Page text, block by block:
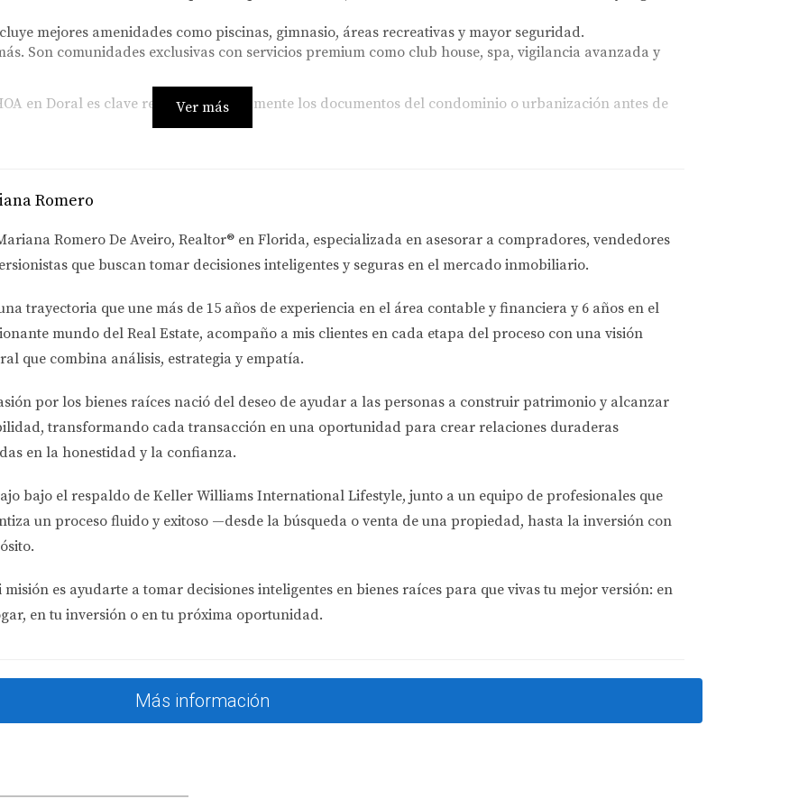
mejores amenidades como piscinas, gimnasio, áreas recreativas y mayor seguridad.
Son comunidades exclusivas con servicios premium como club house, spa, vigilancia avanzada y
en Doral es clave revisar detalladamente los documentos del condominio o urbanización antes de
gastos habituales como la hipoteca, impuestos a la propiedad y seguros. Muchas familias subestiman
inesperadas.
pagas un HOA medio de $600, tus costos fijos reales suben a $2,600 sin contar otros gastos domésticos.
o hacer inversiones adicionales.
costo del HOA puede aumentar anualmente por mantenimiento o mejoras comunitarias.
las cuotas de HOA?
graves. Las asociaciones tienen derecho a imponer multas e incluso iniciar procesos judiciales para
en embargos sobre la propiedad o afectar tu historial crediticio.
sin preverlo, puede desequilibrar tu presupuesto mensual. Algunos propietarios optan por vender
en Doral
Incluyen mantenimiento básico y seguridad limitada. Es ideal para familias que buscan un equilibrio
con acceso a piscina comunitaria, gimnasio bien equipado y seguridad 24 horas. Muchos residentes
Doral Residences
Ver más
Romero
Romero De Aveiro, Realtor® en Florida, especializada en asesorar a compradores, vendedores
que buscan tomar decisiones inteligentes y seguras en el mercado inmobiliario.
trayectoria que une más de 15 años de experiencia en el área contable y financiera y 6 años en el
mundo del Real Estate, acompaño a mis clientes en cada etapa del proceso con una visión
que combina análisis, estrategia y empatía.
por los bienes raíces nació del deseo de ayudar a las personas a construir patrimonio y alcanzar
, transformando cada transacción en una oportunidad para crear relaciones duraderas
en la honestidad y la confianza.
bajo el respaldo de Keller Williams International Lifestyle, junto a un equipo de profesionales que
un proceso fluido y exitoso —desde la búsqueda o venta de una propiedad, hasta la inversión con
misión es ayudarte a tomar decisiones inteligentes en bienes raíces para que vivas tu mejor versión: en
en tu inversión o en tu próxima oportunidad.
Más información